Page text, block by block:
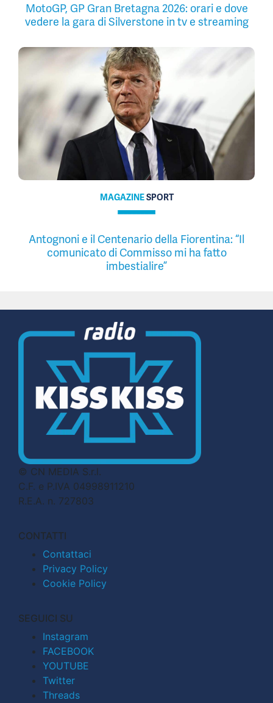
MotoGP, GP Gran Bretagna 2026: orari e dove
vedere la gara di Silverstone in tv e streaming
MAGAZINESPORT
Antognoni e il Centenario della Fiorentina: “Il
comunicato di Commisso mi ha fatto
imbestialire”
© CN MEDIA S.r.l.
C.F. e P.IVA 04998911210
R.E.A. n. 727803
CONTATTI
Contattaci
Privacy Policy
Cookie Policy
SEGUICI SU
Instagram
FACEBOOK
YOUTUBE
Twitter
Threads